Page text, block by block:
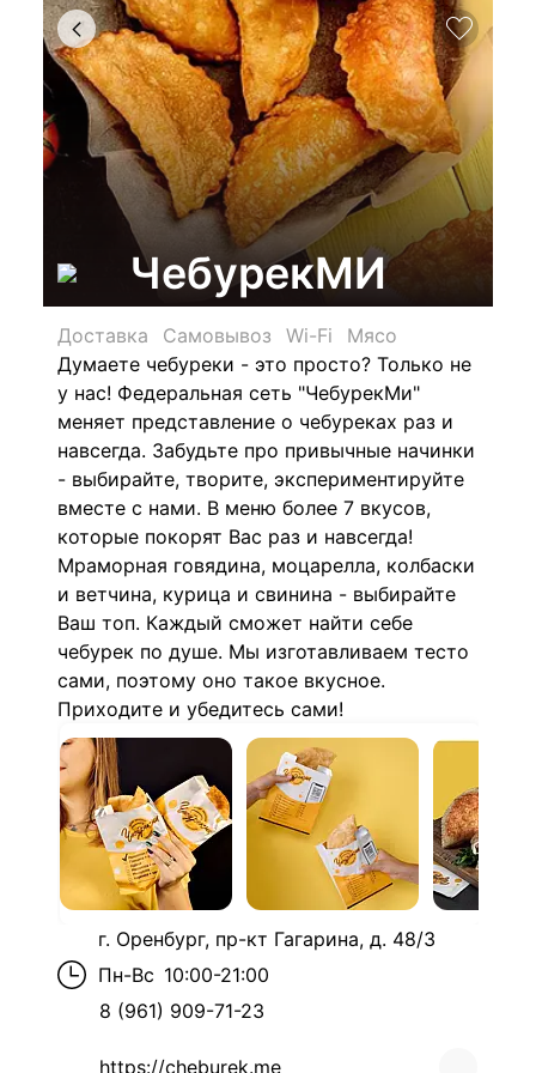
ЧебурекМИ
Доставка Самовывоз Wi-Fi
Мясо
Думаете чебуреки - это просто? Только не
у нас! Федеральная сеть "ЧебурекМи"
меняет представление о чебуреках раз и
навсегда. Забудьте про привычные начинки
- выбирайте, творите, экспериментируйте
вместе с нами. В меню более 7 вкусов,
которые покорят Вас раз и навсегда!
Мраморная говядина, моцарелла, колбаски
и ветчина, курица и свинина - выбирайте
Ваш топ. Каждый сможет найти себе
чебурек по душе. Мы изготавливаем тесто
сами, поэтому оно такое вкусное.
Приходите и убедитесь сами!
г. Оренбург, пр-кт Гагарина, д. 48/3
Пн-Вс 10:00-21:00
8 (961) 909-71-23
https://cheburek.me